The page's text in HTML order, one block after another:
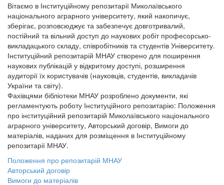
Вітаємо в Інституційному репозитарії Миколаївського
національного аграрного університету, який накопичує,
зберігає, розповсюджує та забезпечує довготривалий,
постійний та вільний доступ до наукових робіт професорсько-
викладацького складу, співробітників та студентів Університету.
Інституційний репозитарій МНАУ створено для поширення
наукових публікацій у відкритому доступі, розширення
аудиторії їх користувачів (науковців, студентів, викладачів
України та світу).
Фахівцями бібліотеки МНАУ розроблено документи, які
регламентують роботу Інституційного репозитарію: Положення
про інституційний репозитарій Миколаївського національного
аграрного університету, Авторський договір, Вимоги до
матеріалів, наданих для розміщення в Інституційному
репозитарії МНАУ.
Положення про репозитарій МНАУ
Авторський договір
Вимоги до матеріалів